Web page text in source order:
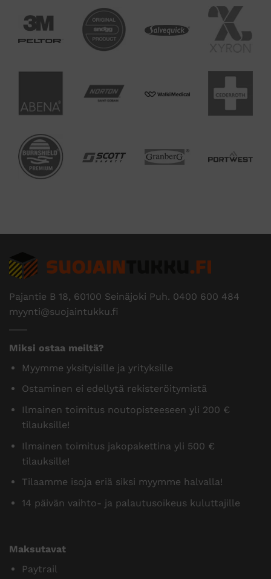
Pajantie B 18, 60100 Seinäjoki Puh. 0400 600 484
myynti@suojaintukku.fi
Miksi ostaa meiltä?
Myymme yksityisille ja yrityksille
Ostaminen ei edellytä rekisteröitymistä
Ilmainen toimitus noutopisteeseen yli 200 €
tilauksille!
Ilmainen toimitus jakopakettina yli 500 €
tilauksille!
Tilaamme isoja eriä siksi myymme halvalla!
14 päivän vaihto- ja palautusoikeus kuluttajille
Maksutavat
Paytrail